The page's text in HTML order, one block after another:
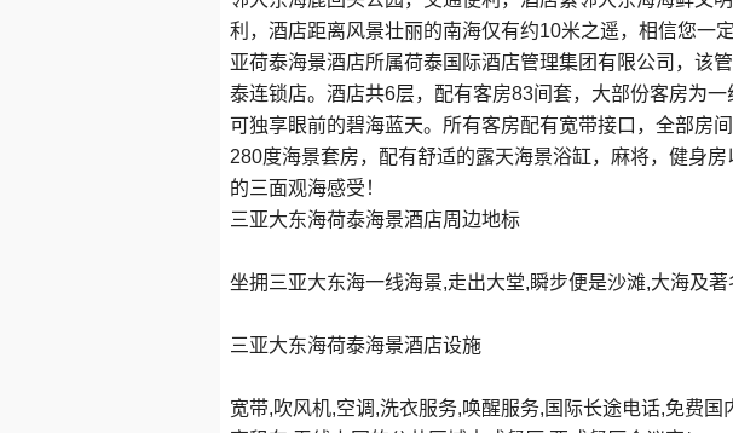
利，酒店距离风景壮丽的南海仅有约10米之遥，相信您一
亚荷泰海景酒店所属荷泰国际酒店管理集团有限公司，该
泰连锁店。酒店共6层，配有客房83间套，大部份客房为
可独享眼前的碧海蓝天。所有客房配有宽带接口，全部房
280度海景套房，配有舒适的露天海景浴缸，麻将，健身
的三面观海感受！
三亚大东海荷泰海景酒店周边地标
坐拥三亚大东海一线海景,走出大堂,瞬步便是沙滩,大海及著
三亚大东海荷泰海景酒店设施
宽带,吹风机,空调,洗衣服务,唤醒服务,国际长途电话,免费